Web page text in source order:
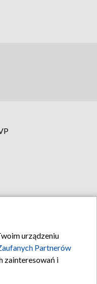
urządzeniu
Partnerów
zainteresowań i